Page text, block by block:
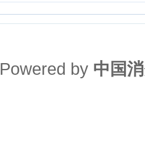
Powered by 中国